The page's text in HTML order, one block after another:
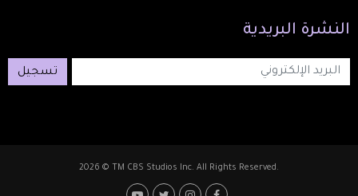
النشرة البريدية
تسجيل
2026 © TM CBS Studios Inc. All Rights Reserved.